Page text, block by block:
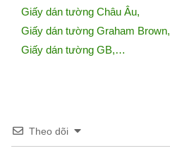
Giấy dán tường Châu Âu,
Giấy dán tường Graham Brown,
Giấy dán tường GB,…
Theo dõi